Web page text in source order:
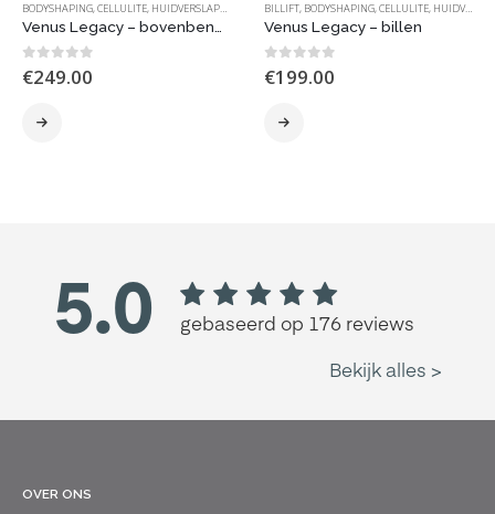
BODYSHAPING,CELLULITE, HUIDVERSLAPPING VENUS LEGACY | MP2
Venus Legacy – bovenbenen
0out of 5
€249.00
BILLIFT, BODYSHAPING,CELLULITE, HUIDVERSLAPPING
Venus Legacy – billen
0out of 5
€199.00
OVER ONS